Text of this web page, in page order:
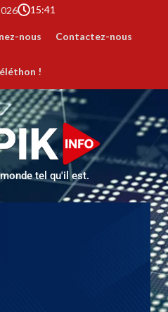
15:41
nous Contactez-nous
!
tel qu'il est.